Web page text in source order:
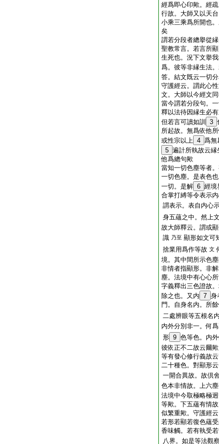
經爲即心印歟。經
行故。大師又以天
小乘三乘爲所開也
矣
謂若分段者總擧從
聖教常言。若言所
生死也。況下文擧
爲。彼等非縁生法
答。結文既云一切
守護經云。謂此心
文。大師以今經文
當今謂若分段句。
釋以法待因縁生必
但若言可讀如訓
3
所起故。無爲依他
或性宗以上 4 爲無
5 遍計所執故云
他爲總句歟
當知一切色塵等者
一切色塵。是表色
一切。是解 6 經境
合掌打縛等令表示
謂表示。表自内心
身五蘊之中。然上
故大師釋云。謂或
識 乃至 顯形如文可
捨業用爲作等故 文
境。其中間所示色
非情者指顯形。非
塵。法境中有心心
字義釋出三色證故
除之也。又内 7 身
門。自身名内。所
二處辨眼等五根名
内外分別非一。何
形 9 色等色。内
彼依正不二故云爾
等有發心修行義故
二十種色。對顯形
一開合異故。故倶
色本非情故。上六
法境中今取極略極
等歟。下五蘊有情
似繁重歟。守護經
若形若顯若復色蘊
香味觸。若有執受
八界。如是等法觀